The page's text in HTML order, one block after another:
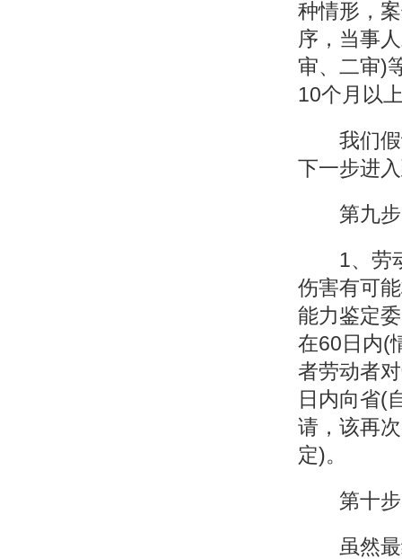
种情形，
序，当事
审、二审)
10个月以
我们假
下一步进
第九步
1、劳动
伤害有可
能力鉴定
在60日内(
者劳动者
日内向省(
请，该再
定)。
第十步
虽然最